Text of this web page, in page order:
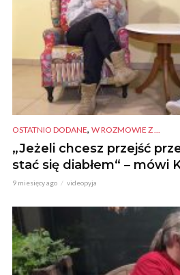
OSTATNIO DODANE, W ROZMOWIE Z ...
„Jeżeli chcesz przejść
stać się diabłem“ – mówi
9 miesięcy ago videopyja